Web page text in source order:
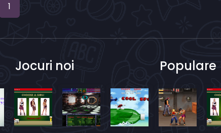
1
Jocuri noi Populare